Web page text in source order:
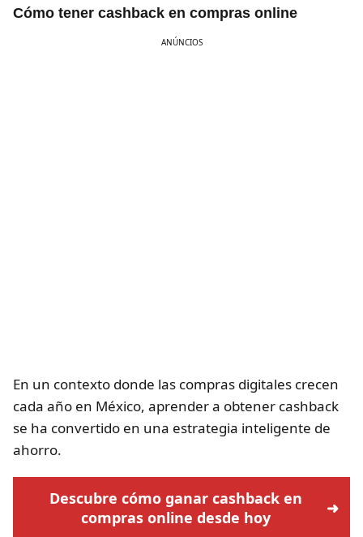
Cómo tener cashback en compras online
ANÚNCIOS
En un contexto donde las compras digitales crecen
cada año en México, aprender a obtener cashback
se ha convertido en una estrategia inteligente de
ahorro.
Descubre cómo ganar cashback en
compras online desde hoy